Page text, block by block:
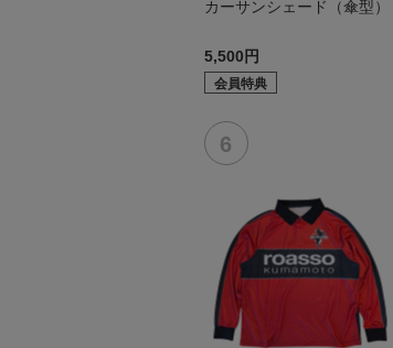
カーサンシェード（傘型）
5,500円
会員特典